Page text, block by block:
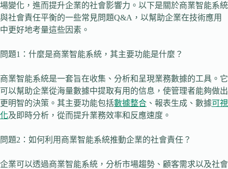
場變化，進而提升企業的社會影響力。以下是關於商業智能系統
與社會責任平衡的一些常見問題Q&A，以幫助企業在技術應用
中更好地考量這些因素。
問題1：什麼是商業智能系統，其主要功能是什麼？
商業智能系統是一套旨在收集、分析和呈現業務數據的工具。它
可以幫助企業從海量數據中提取有用的信息，使管理者能夠做出
更明智的決策。其主要功能包括數據整合 、報表生成、數據可視
化及即時分析，從而提升業務效率和反應速度。
問題2：如何利用商業智能系統推動企業的社會責任？
企業可以透過商業智能系統，分析市場趨勢、顧客需求以及社會